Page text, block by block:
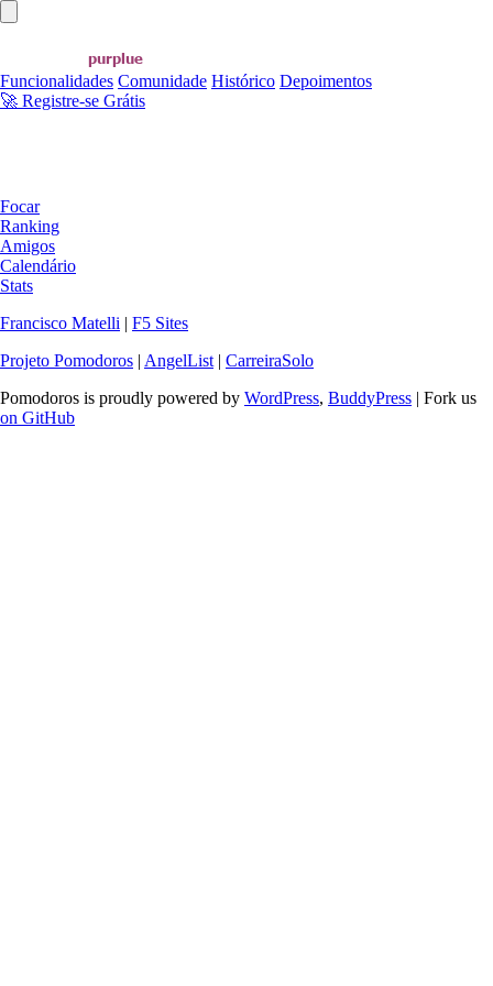
Funcionalidades Comunidade Histórico Depoimentos
🚀 Registre-se Grátis
Focar
Ranking
Amigos
Calendário
Stats
Francisco Matelli | F5 Sites
Projeto Pomodoros | AngelList | CarreiraSolo
Pomodoros is proudly powered by WordPress, BuddyPress | Fork us
on GitHub